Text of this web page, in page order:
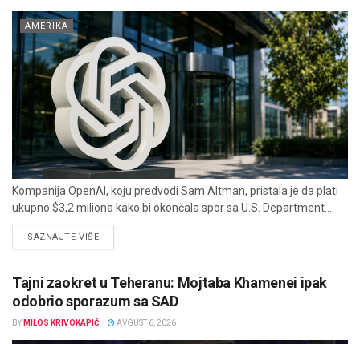
AMERIKA
Kompanija OpenAI, koju predvodi Sam Altman, pristala je da plati
ukupno $3,2 miliona kako bi okončala spor sa U.S. Department...
SAZNAJTE VIŠEDETAILS
Tajni zaokret u Teheranu: Mojtaba Khamenei ipak
odobrio sporazum sa SAD
BY MILOS KRIVOKAPIĆ AVGUST 6, 2026